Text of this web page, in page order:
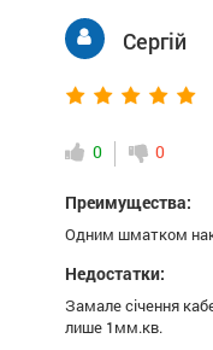
Сергій
0 0
Преимущества:
Одним шматком
Недостатки:
Замале січення
лише 1мм.кв.